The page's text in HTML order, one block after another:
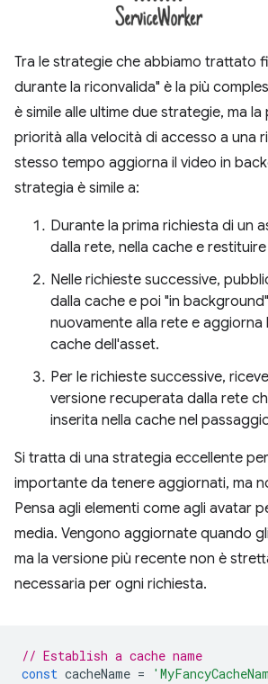
Tra le strategie che abbiamo trattato
durante la riconvalida" è la più
è simile alle ultime due strategie, ma
priorità alla velocità di accesso a una
stesso tempo aggiorna il video in
strategia è simile a:
Durante la prima richiesta di un
dalla rete, nella cache e
Nelle richieste successive,
dalla cache e poi "in
nuovamente alla rete e aggiorna
cache dell'asset.
Per le richieste successive,
versione recuperata dalla rete
inserita nella cache nel
Si tratta di una strategia eccellente
importante da tenere aggiornati, ma
Pensa agli elementi come agli avatar
media. Vengono aggiornate quando
ma la versione più recente non è
necessaria per ogni richiesta.
// Establish a cache name
const cacheName =